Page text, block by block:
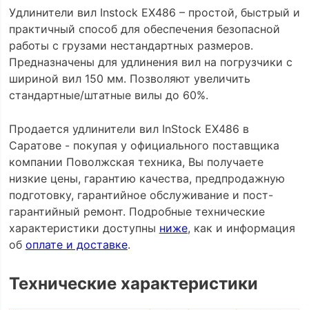
Удлинители вил Instock EX486 – простой, быстрый и
практичный способ для обеспечения безопасной
работы с грузами нестандартных размеров.
Предназначены для удлинения вил на погрузчики с
шириной вил 150 мм. Позволяют увеличить
стандартные/штатные вилы до 60%.
Продается удлинители вил InStock EX486 в
Саратове - покупая у официального поставщика
компании Поволжская техника, Вы получаете
низкие цены, гарантию качества, предпродажную
подготовку, гарантийное обслуживание и пост-
гарантийный ремонт. Подробные технические
характеристики доступны ниже, как и информация
об оплате и доставке.
Технические характеристики